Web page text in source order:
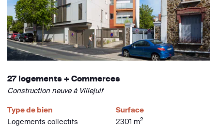
27 logements + Commerces
Construction neuve à Villejuif
Type de bien
Logements collectifs
Surface
2301 m2